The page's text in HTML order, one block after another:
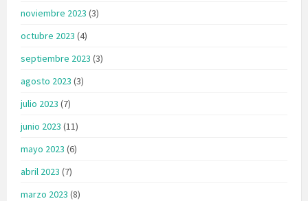
noviembre 2023 (3)
octubre 2023 (4)
septiembre 2023 (3)
agosto 2023 (3)
julio 2023 (7)
junio 2023 (11)
mayo 2023 (6)
abril 2023 (7)
marzo 2023 (8)